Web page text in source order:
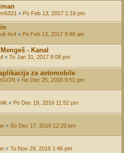
« Po Feb 13, 2017 1:18 pm
4x4 « Po Feb 13, 2017 9:48 am
- Kanal
« To Jan 31, 2017 8:08 pm
za avtomobile
« Ne Dec 25, 2016 9:51 pm
« Po Dec 19, 2016 11:52 pm
« So Dec 17, 2016 12:20 pm
« To Nov 29, 2016 1:46 pm